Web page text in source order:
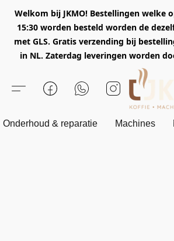
Welkom bij JKMO! Bestellingen welke
15:30 worden besteld worden de
met GLS. Gratis verzending bij
in NL. Zaterdag leveringen worden
Onderhoud & reparatie Machines